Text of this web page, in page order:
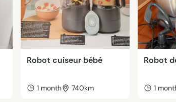
Robot cuiseur bébé
1 month 740km
Robot
1